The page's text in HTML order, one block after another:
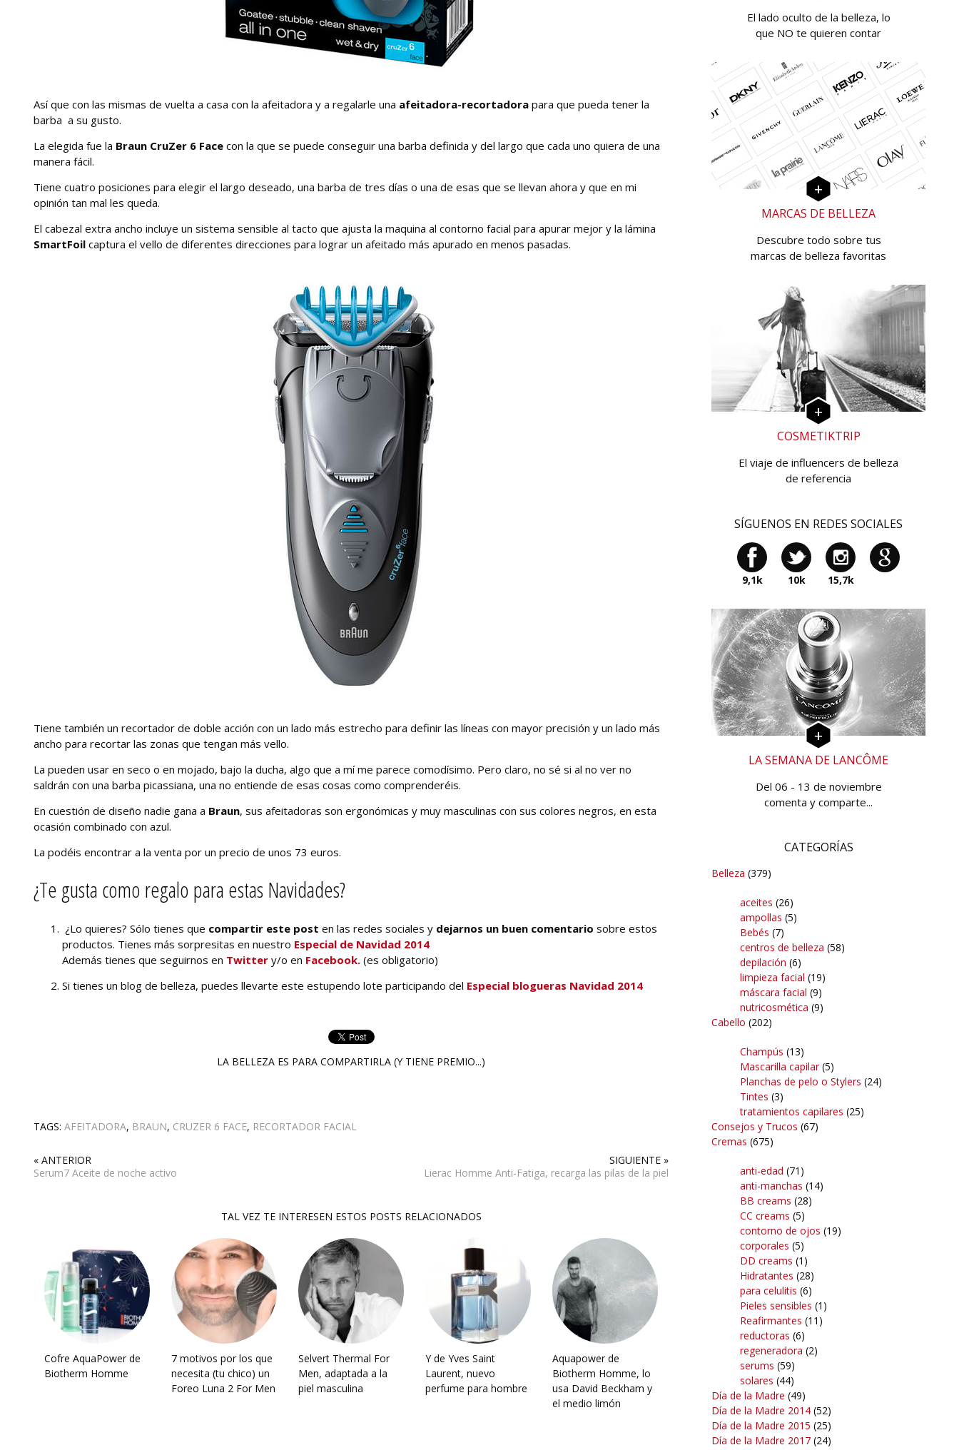
Así que con las mismas de vuelta a casa con la afeitadora y a regalarle una afeitadora-recortadora para que pueda tener la
barba a su gusto.
La elegida fue la Braun CruZer 6 Face con la que se puede conseguir una barba definida y del largo que cada uno quiera de una
manera fácil.
Tiene cuatro posiciones para elegir el largo deseado, una barba de tres días o una de esas que se llevan ahora y que en mi
opinión tan mal les queda.
El cabezal extra ancho incluye un sistema sensible al tacto que ajusta la maquina al contorno facial para apurar mejor y la lámina
SmartFoil captura el vello de diferentes direcciones para lograr un afeitado más apurado en menos pasadas.
Tiene también un recortador de doble acción con un lado más estrecho para definir las líneas con mayor precisión y un lado más
ancho para recortar las zonas que tengan más vello.
La pueden usar en seco o en mojado, bajo la ducha, algo que a mí me parece comodísimo. Pero claro, no sé si al no ver no
saldrán con una barba picassiana, una no entiende de esas cosas como comprenderéis.
En cuestión de diseño nadie gana a Braun, sus afeitadoras son ergonómicas y muy masculinas con sus colores negros, en esta
ocasión combinado con azul.
La podéis encontrar a la venta por un precio de unos 73 euros.
¿Te gusta como regalo para estas Navidades?
¿Lo quieres? Sólo tienes que compartir este post en las redes sociales y dejarnos un buen comentario sobre estos
productos. Tienes más sorpresitas en nuestro Especial de Navidad 2014
Además tienes que seguirnos en Twitter y/o en Facebook. (es obligatorio)
Si tienes un blog de belleza, puedes llevarte este estupendo lote participando del Especial blogueras Navidad 2014
LA BELLEZA ES PARA COMPARTIRLA (Y TIENE PREMIO...)
TAGS: AFEITADORA, BRAUN, CRUZER 6 FACE, RECORTADOR FACIAL
« ANTERIOR
Serum7 Aceite de noche activo
SIGUIENTE »
Lierac Homme Anti-Fatiga, recarga las pilas de la piel
TAL VEZ TE INTERESEN ESTOS POSTS RELACIONADOS
Cofre AquaPower de
Biotherm Homme
7 motivos por los que
necesita (tu chico) un
Foreo Luna 2 For Men
Selvert Thermal For
Men, adaptada a la
piel masculina
Y de Yves Saint
Laurent, nuevo
perfume para hombre
Aquapower de
Biotherm Homme, lo
usa David Beckham y
el medio limón
El lado oculto de la belleza, lo
que NO te quieren contar
MARCAS DE BELLEZA
Descubre todo sobre tus
marcas de belleza favoritas
COSMETIKTRIP
El viaje de influencers de belleza
de referencia
SÍGUENOS EN REDES SOCIALES
9,1k 10k 15,7k
LA SEMANA DE LANCÔME
Del 06 - 13 de noviembre
comenta y comparte...
CATEGORÍAS
Belleza (379)
aceites (26)
ampollas (5)
Bebés (7)
centros de belleza (58)
depilación (6)
limpieza facial (19)
máscara facial (9)
nutricosmética (9)
Cabello (202)
Champús (13)
Mascarilla capilar(5)
Planchas de pelo o Stylers (24)
Tintes (3)
tratamientos capilares (25)
Consejos y Trucos (67)
Cremas (675)
anti-edad (71)
anti-manchas (14)
BB creams (28)
CC creams (5)
contorno de ojos (19)
corporales (5)
DD creams (1)
Hidratantes (28)
para celulitis (6)
Pieles sensibles (1)
Reafirmantes (11)
reductoras (6)
regeneradora (2)
serums (59)
solares (44)
Día de la Madre (49)
Día de la Madre 2014 (52)
Día de la Madre 2015 (25)
Día de la Madre 2017 (24)